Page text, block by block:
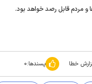
و مردم قابل رصد خواهد بود.
خطا پسندها:۰